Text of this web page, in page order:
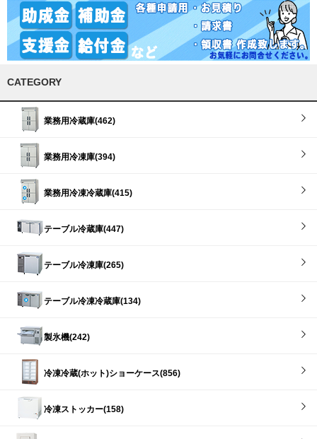
CATEGORY
業務用冷蔵庫(462)
業務用冷凍庫(394)
業務用冷凍冷蔵庫(415)
テーブル冷蔵庫(447)
テーブル冷凍庫(265)
テーブル冷凍冷蔵庫(134)
製氷機(242)
冷凍冷蔵(ホット)ショーケース(856)
冷凍ストッカー(158)